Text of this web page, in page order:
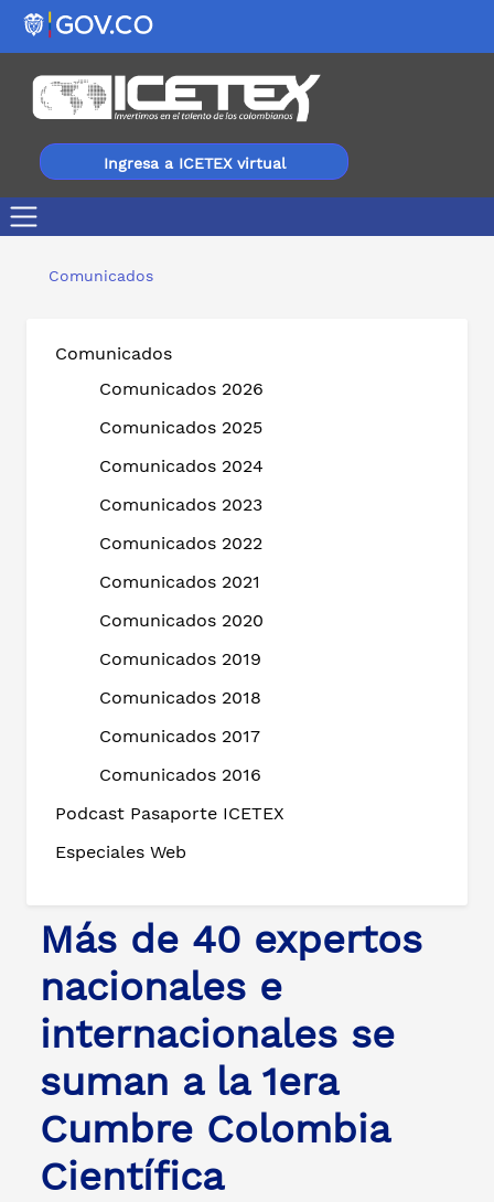
Ingresa a ICETEX virtual
Comunicados
Comunicados
Comunicados 2026
Comunicados 2025
Comunicados 2024
Comunicados 2023
Comunicados 2022
Comunicados 2021
Comunicados 2020
Comunicados 2019
Comunicados 2018
Comunicados 2017
Comunicados 2016
Podcast Pasaporte ICETEX
Especiales Web
Más de 40 expertos
nacionales e
internacionales se
suman a la 1era
Cumbre Colombia
Científica